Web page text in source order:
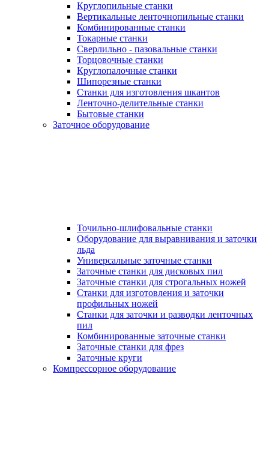
Круглопильные станки
Вертикальные ленточнопильные станки
Комбинированные станки
Токарные станки
Сверлильно - пазовальные станки
Торцовочные станки
Круглопалочные станки
Шипорезные станки
Станки для изготовления шкантов
Ленточно-делительные станки
Бытовые станки
Заточное оборудование
Точильно-шлифовальные станки
Оборудование для выравнивания и заточки
льда
Универсальные заточные станки
Заточные станки для дисковых пил
Заточные станки для строгальных ножей
Станки для изготовления и заточки
профильных ножей
Станки для заточки и разводки ленточных
пил
Комбинированные заточные станки
Заточные станки для фрез
Заточные круги
Компрессорное оборудование